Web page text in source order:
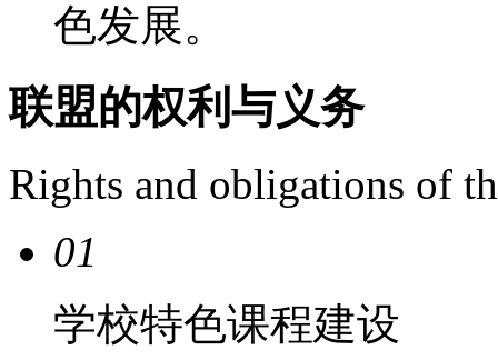
色发展。
联盟的权利与义务
Rights and obligations of
01
学校特色课程建设